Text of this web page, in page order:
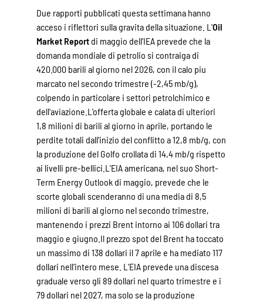
Due rapporti pubblicati questa settimana hanno
acceso i riflettori sulla gravita della situazione. L'Oil
Market Reportdi maggio dell'IEA prevede che la
domanda mondiale di petrolio si contraiga di
420.000 barili al giorno nel 2026, con il calo piu
marcato nel secondo trimestre (-2,45 mb/g),
colpendo in particolare i settori petrolchimico e
dell'aviazione.L'offerta globale e calata di ulteriori
1,8 milioni di barili al giorno in aprile, portando le
perdite totali dall'inizio del conflitto a 12,8 mb/g, con
la produzione del Golfo crollata di 14,4 mb/g rispetto
ai livelli pre-bellici.L'EIA americana, nel suo Short-
Term Energy Outlook di maggio, prevede che le
scorte globali scenderanno di una media di 8,5
milioni di barili al giorno nel secondo trimestre,
mantenendo i prezzi Brent intorno ai 106 dollari tra
maggio e giugno.Il prezzo spot del Brent ha toccato
un massimo di 138 dollari il 7 aprile e ha mediato 117
dollari nell'intero mese. L'EIA prevede una discesa
graduale verso gli 89 dollari nel quarto trimestre e i
79 dollari nel 2027, ma solo se la produzione